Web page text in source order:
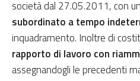
società dal 27.05.2011, con un
subordinato a tempo
inquadramento. Inoltre di
rapporto di lavoro con
assegnandogli le precedenti